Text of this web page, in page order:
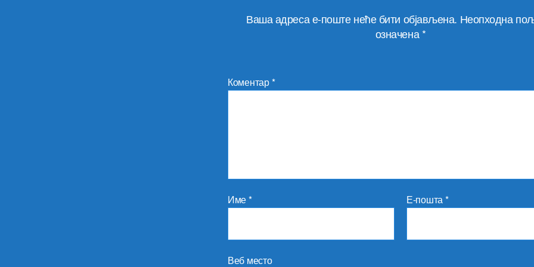
Ваша адреса е-поште неће бити објављена. Неопходна
означена *
Коментар*
Име* Е-пошта*
Веб место